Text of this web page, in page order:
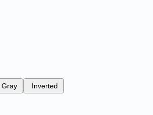
Gray Inverted